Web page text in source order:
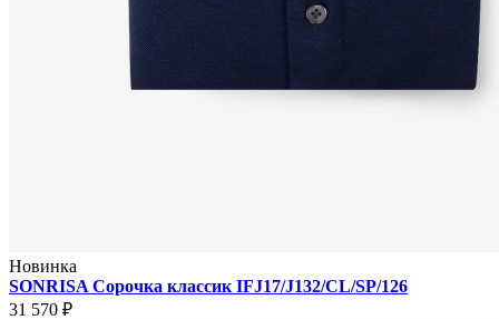
Новинка
SONRISA Сорочка классик IFJ17/J132/CL/SP/126
31 570 ₽